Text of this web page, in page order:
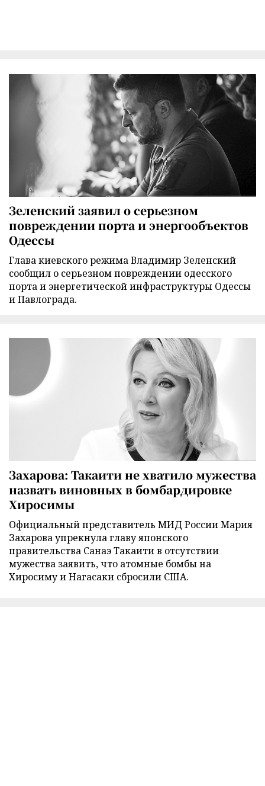
Зеленский заявил о серьезном
повреждении порта и энергообъектов
Одессы
Глава киевского режима Владимир Зеленский
сообщил о серьезном повреждении одесского
порта и энергетической инфраструктуры Одессы
и Павлограда.
Захарова: Такаити не хватило мужества
назвать виновных в бомбардировке
Хиросимы
Официальный представитель МИД России Мария
Захарова упрекнула главу японского
правительства Санаэ Такаити в отсутствии
мужества заявить, что атомные бомбы на
Хиросиму и Нагасаки сбросили США.